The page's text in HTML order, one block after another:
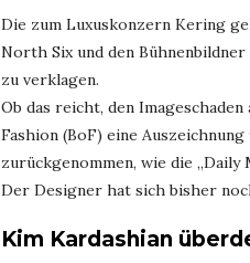
Die zum Luxuskonzern Kering
North Six und den
zu verklagen.
Ob das reicht, den
Fashion (BoF) eine
zurückgenommen, wie die „Daily
Der Designer hat sich bisher
Kim Kardashian